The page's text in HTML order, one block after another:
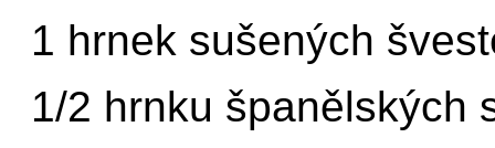
1 hrnek sušených
1/2 hrnku španělských